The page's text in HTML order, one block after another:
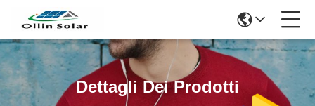
Dettagli Dei Prodotti